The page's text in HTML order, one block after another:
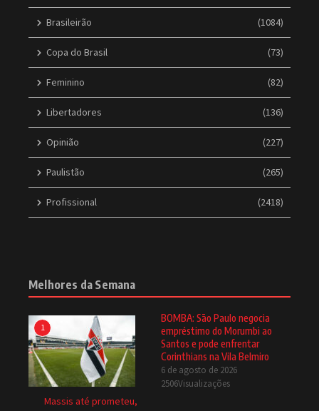
Brasileirão (1084)
Copa do Brasil (73)
Feminino (82)
Libertadores (136)
Opinião (227)
Paulistão (265)
Profissional (2418)
Melhores da Semana
1
Massis até prometeu,
BOMBA: São Paulo negocia
empréstimo do Morumbi ao
Santos e pode enfrentar
Corinthians na Vila Belmiro
6 de agosto de 2026
2506Visualizações